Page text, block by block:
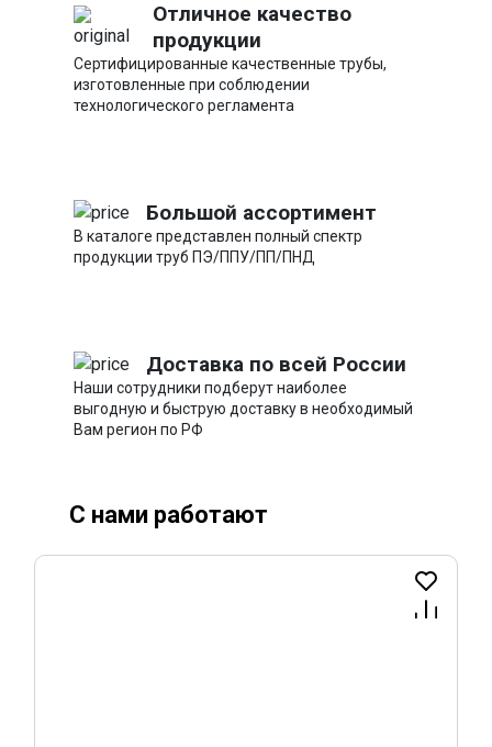
Отличное качество
продукции
Сертифицированные качественные трубы,
изготовленные при соблюдении
технологического регламента
Большой ассортимент
В каталоге представлен полный спектр
продукции труб ПЭ/ППУ/ПП/ПНД
Доставка по всей России
Наши сотрудники подберут наиболее
выгодную и быструю доставку в необходимый
Вам регион по РФ
С нами работают